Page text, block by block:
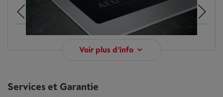
Voir plus d'info
Services et Garantie